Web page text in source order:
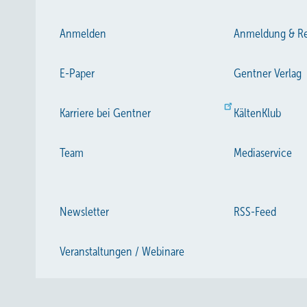
Anmelden Anmeldung &
E-Paper Gentner Verlag
Karriere bei Gentner KältenKlub
Team Mediaservice
Newsletter RSS-Feed
Veranstaltungen / Webinare